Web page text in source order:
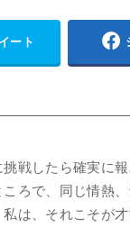
ート
挑戦したら確実に
ころで、同じ情熱
私は、それこそが才